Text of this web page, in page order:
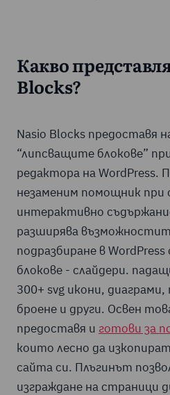
Какво
Blocks?
Nasio Blocks предоставя
“липсващите блокове”
редактора на WordPress.
незаменим помощник при
интерактивно
разширява
подразбиране в
блокове - слайдери.
300+ svg икони,
броене и други. Освен
предоставя и готови за
които лесно да
сайта си. Плъгинът
изграждане на страници